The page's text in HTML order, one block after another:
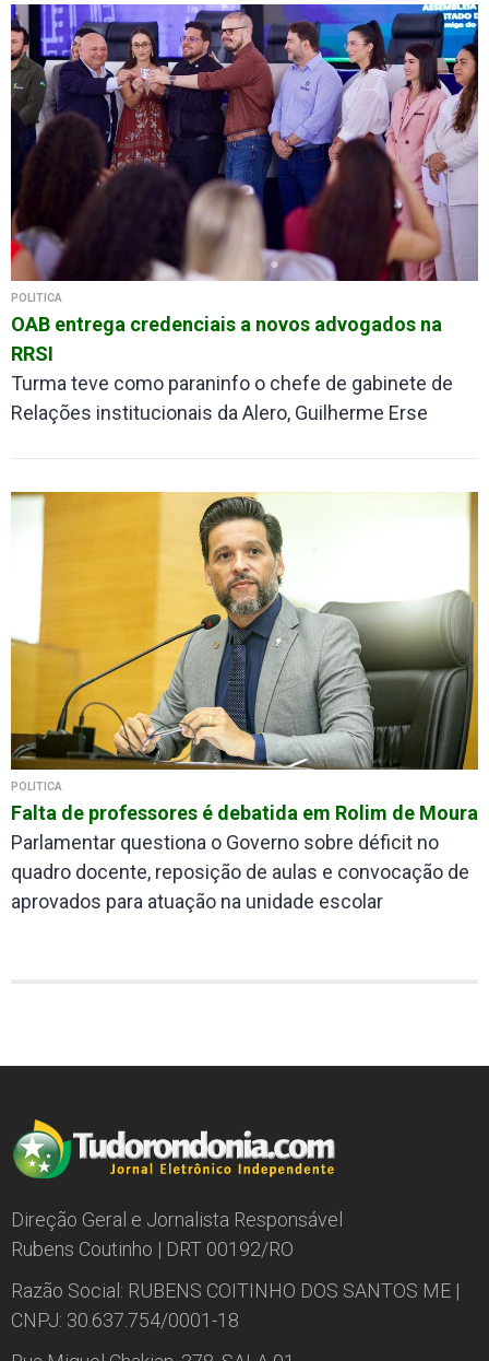
POLÍTICA
OAB entrega credenciais a novos advogados na
RRSI
Turma teve como paraninfo o chefe de gabinete de
Relações institucionais da Alero, Guilherme Erse
POLÍTICA
Falta de professores é debatida em Rolim de Moura
Parlamentar questiona o Governo sobre déficit no
quadro docente, reposição de aulas e convocação de
aprovados para atuação na unidade escolar
Direção Geral e Jornalista Responsável
Rubens Coutinho | DRT 00192/RO
Razão Social: RUBENS COITINHO DOS SANTOS ME |
CNPJ: 30.637.754/0001-18